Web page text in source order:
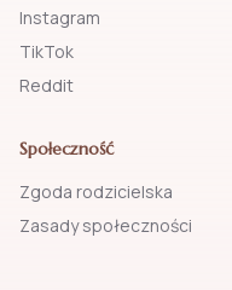
Instagram
TikTok
Reddit
Społeczność
Zgoda rodzicielska
Zasady społeczności